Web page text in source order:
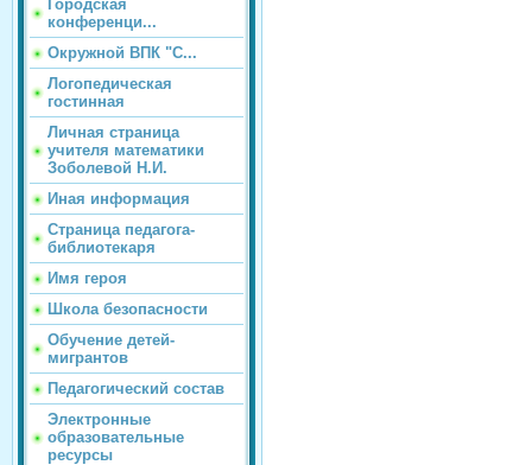
Городская
конференци...
Окружной ВПК "С...
Логопедическая
гостинная
Личная страница
учителя математики
Зоболевой Н.И.
Иная информация
Страница педагога-
библиотекаря
Имя героя
Школа безопасности
Обучение детей-
мигрантов
Педагогический состав
Электронные
образовательные
ресурсы